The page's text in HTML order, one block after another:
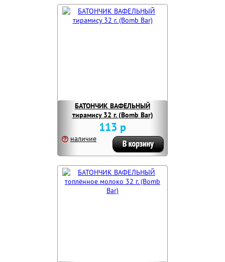
БАТОНЧИК ВАФЕЛЬНЫЙ
тирамису 32 г. (Bomb Bar)
113 р
наличие